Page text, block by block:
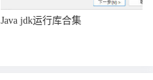
Java jdk运行库合集